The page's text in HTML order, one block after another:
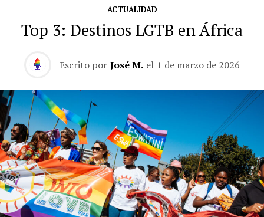
ACTUALIDAD
Top 3: Destinos LGTB en África
Escrito por José M. el 1 de marzo de 2026